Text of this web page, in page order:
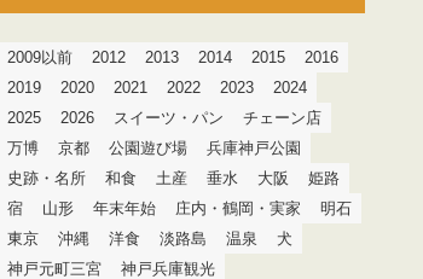
2009以前 2012 2013 2014 2015
2016
2019
2020 2021 2022 2023
2024
2025
2026 スイーツ・パン
チェーン店
万博
京都 公園遊び場
兵庫神戸公園
史跡・名所
和食 土産 垂水 大阪
姫路
宿
山形 年末年始 庄内・鶴岡・実家
明石
東京
沖縄 洋食 淡路島 温泉
犬
神戸元町三宮
神戸兵庫観光